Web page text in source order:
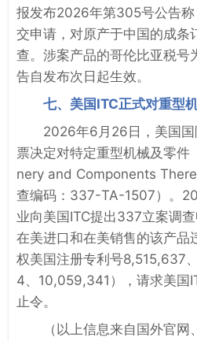
报发布2026年第305号公告
交申请，对原产于中国的成条
查。涉案产品的哥伦比亚税
告自发布次日起生效。
七、美国ITC正式对重型
2026年6月26日，美国国
票决定对特定重型机械及零
nery and Components
查编码：337-TA-1507）。
业向美国ITC提出337立案调查
在美进口和在美销售的该产
权美国注册专利号8,515,637
4、10,059,341），请求美国
止令。
（以上信息来自国外官